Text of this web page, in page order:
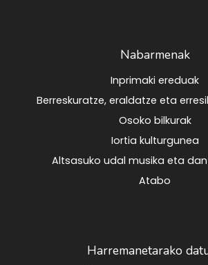
Nabarmenak
Inprimaki ereduak
Berreskuratze, eraldatze eta
Osoko bilkurak
Iortia kulturgunea
Altsasuko udal musika eta
Atabo
Harremanetarako